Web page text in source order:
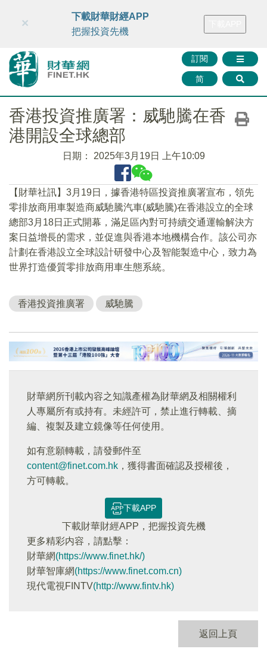
財華智庫網 FINTV FINMETA 財華證券 媒體矩陣
訂閱
简
×
下載財華財經APP
把握投資先機
香港投資推廣署：威馳騰在香
港開設全球總部
日期： 2025年3月19日 上午10:09
【財華社訊】3月19日，據香港特區投資推廣署宣布，領先
零排放商用車製造商威馳騰汽車(威馳騰)在香港設立的全球
總部3月18日正式開幕，滿足區內對可持續交通運輸解決方
案日益增長的需求，並促進與香港本地機構合作。該公司亦
計劃在香港設立全球設計研發中心及智能製造中心，致力為
世界打造優質零排放商用車生態系統。
香港投資推廣署 威馳騰
財華網所刊載內容之知識產權為財華網及相關權利
人專屬所有或持有。未經許可，禁止進行轉載、摘
編、複製及建立鏡像等任何使用。
如有意願轉載，請發郵件至
content@finet.com.hk ，獲得書面確認及授權後，
方可轉載。
下載APP
下載財華財經APP，把握投資先機
更多精彩内容，請點擊：
財華網(https://www.finet.hk/)
財華智庫網(https://www.finet.com.cn)
現代電視FINTV(http://www.fintv.hk)
返回上頁